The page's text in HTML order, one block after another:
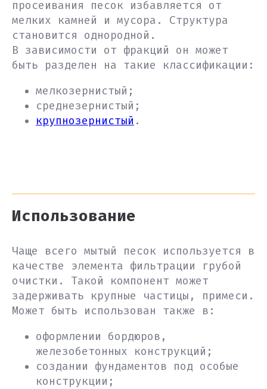
просеивания песок избавляется от
мелких камней и мусора. Структура
становится однородной.
В зависимости от фракций он может
быть разделен на такие классификации:
мелкозернистый;
среднезернистый;
крупнозернистый .
Использование
Чаще всего мытый песок используется в
качестве элемента фильтрации грубой
очистки. Такой компонент может
задерживать крупные частицы, примеси.
Может быть использован также в:
оформлении бордюров,
железобетонных конструкций;
создании фундаментов под особые
конструкции;